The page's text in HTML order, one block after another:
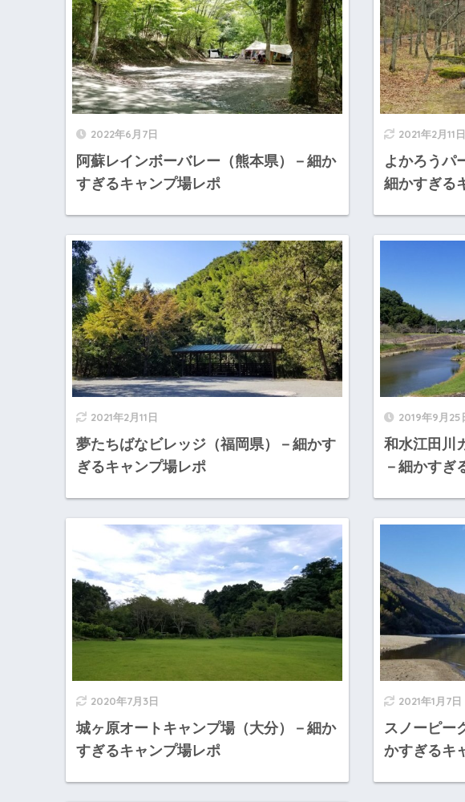
2022年6月7日
阿蘇レインボーバレー（熊本県）－細か
すぎるキャンプ場レポ
2021年2月11日
よかろうパ
細かすぎる
2021年2月11日
夢たちばなビレッジ（福岡県）－細かす
ぎるキャンプ場レポ
2019年9月25
和水江田川
－細かすぎ
2020年7月3日
城ヶ原オートキャンプ場（大分）－細か
すぎるキャンプ場レポ
2021年1月7日
スノーピー
かすぎるキ